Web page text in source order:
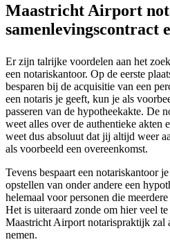
Maastricht Airport
samenlevingscontract
Er zijn talrijke voordelen aan het
een notariskantoor. Op de eerste
besparen bij de acquisitie van een
een notaris je geeft, kun je als
passeren van de hypotheekakte. De
weet alles over de authentieke akten
weet dus absoluut dat jij altijd weer
als voorbeeld een overeenkomst.
Tevens bespaart een notariskantoor
opstellen van onder andere een
helemaal voor personen die
Het is uiteraard zonde om hier veel
Maastricht Airport notarispraktijk zal
nemen.